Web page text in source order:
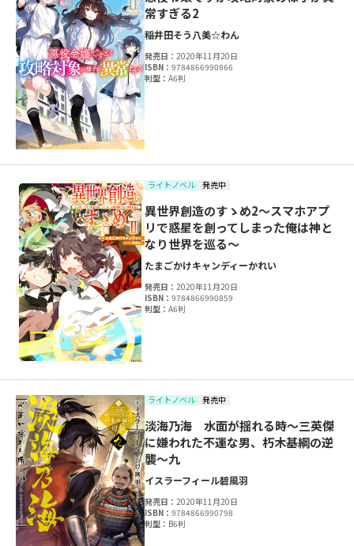
常すぎる2
稲井田そう 八美☆わん
発売日：2020年11月20日
ISBN：9784866990866
判型：A6判
ライトノベル 発売中
異世界創造のすゝめ2～スマホアプ
リで惑星を創ってしまった俺は神と
なり世界を巡る～
たまごかけキャンディーかれい
発売日：2020年11月20日
ISBN：9784866990859
判型：A6判
ライトノベル 発売中
淡海乃海 水面が揺れる時～三英傑
に嫌われた不運な男、朽木基綱の逆
襲～九
イスラーフィール碧風羽
発売日：2020年11月20日
ISBN：9784866990798
判型： B6判